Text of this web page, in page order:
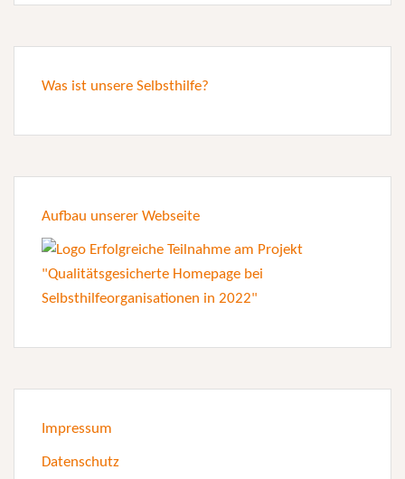
Was ist unsere Selbsthilfe?
Aufbau unserer Webseite
Impressum
Datenschutz